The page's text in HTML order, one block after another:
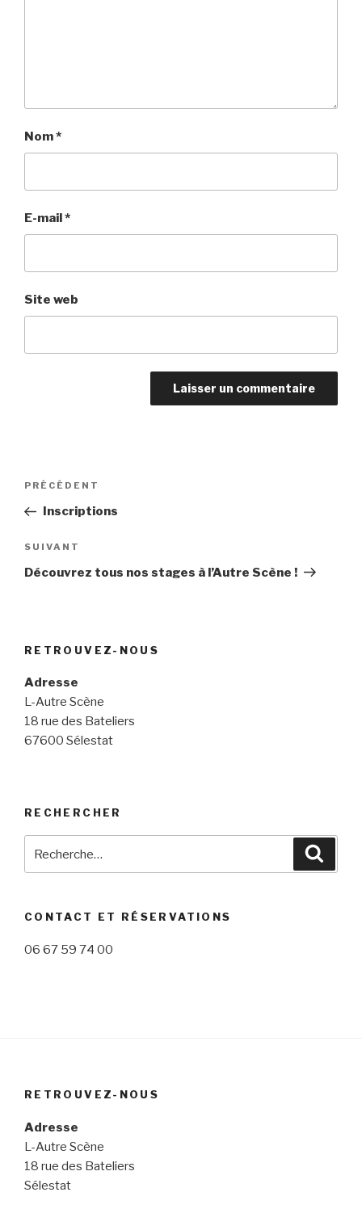
Nom*
E-mail *
Site web
Navigation
l’article
Article
précédent
PRÉCÉDENT
Inscriptions
Article
suivant
SUIVANT
Découvrez tous nos stages à l’Autre Scène !
RETROUVEZ-NOUS
Adresse
L-Autre Scène
18 rue des Bateliers
67600 Sélestat
RECHERCHER
CONTACT ET RÉSERVATIONS
06 67 59 74 00
RETROUVEZ-NOUS
Adresse
L-Autre Scène
18 rue des Bateliers
Sélestat